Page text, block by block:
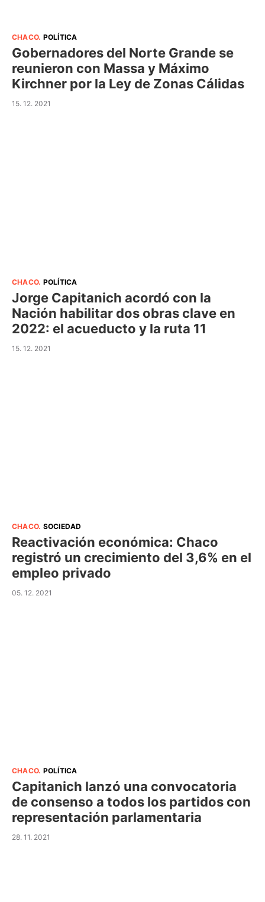
CHACO. POLÍTICA
Gobernadores del Norte Grande se
reunieron con Massa y Máximo
Kirchner por la Ley de Zonas Cálidas
15. 12. 2021
CHACO. POLÍTICA
Jorge Capitanich acordó con la
Nación habilitar dos obras clave en
2022: el acueducto y la ruta 11
15. 12. 2021
CHACO. SOCIEDAD
Reactivación económica: Chaco
registró un crecimiento del 3,6% en el
empleo privado
05. 12. 2021
CHACO. POLÍTICA
Capitanich lanzó una convocatoria
de consenso a todos los partidos con
representación parlamentaria
28. 11. 2021